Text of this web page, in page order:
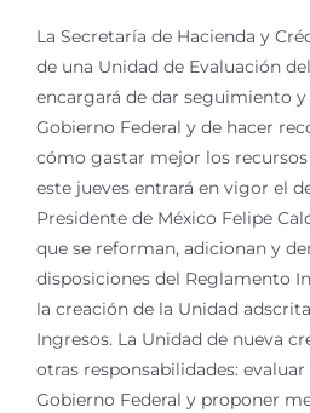
La Secretaría de Hacienda y
de una Unidad de Evaluación
encargará de dar seguimiento
Gobierno Federal y de hacer
cómo gastar mejor los
este jueves entrará en vigor el
Presidente de México Felipe
que se reforman, adicionan y
disposiciones del Reglamento
la creación de la Unidad
Ingresos. La Unidad de nueva
otras responsabilidades:
Gobierno Federal y proponer